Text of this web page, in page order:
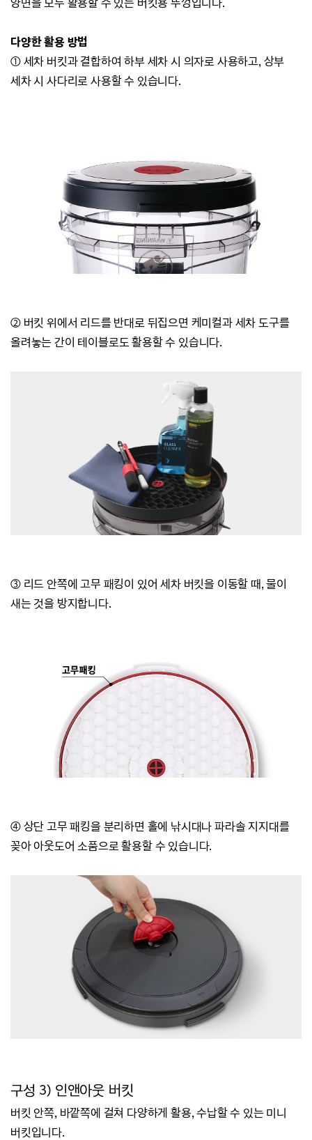
양면을 모두 활용할 수 있는 버킷용 뚜껑입니다.
다양한 활용 방법
① 세차 버킷과 결합하여 하부 세차 시 의자로 사용하고, 상부
세차 시 사다리로 사용할 수 있습니다.
② 버킷 위에서 리드를 반대로 뒤집으면 케미컬과 세차 도구를
올려놓는 간이 테이블로도 활용할 수 있습니다.
③ 리드 안쪽에 고무 패킹이 있어 세차 버킷을 이동할 때, 물이
새는 것을 방지합니다.
④ 상단 고무 패킹을 분리하면 홀에 낚시대나 파라솔 지지대를
꽂아 아웃도어 소품으로 활용할 수 있습니다.
구성 3) 인앤아웃 버킷
버킷 안쪽, 바깥쪽에 걸쳐 다양하게 활용, 수납할 수 있는 미니
버킷입니다.